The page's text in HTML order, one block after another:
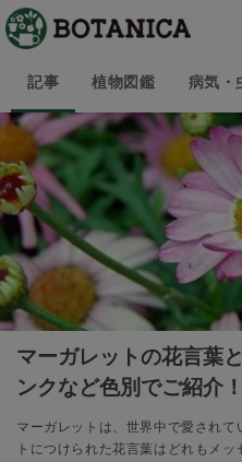
記事 植物図鑑 病気・
マーガレットの花言葉
ンクなど色別でご紹介！
マーガレットは、世界中で愛され
トにつけられた花言葉はどれもメ